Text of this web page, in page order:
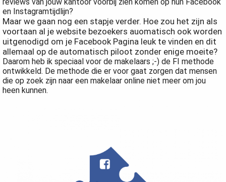
en Instagramtijdlijn?
Maar we gaan nog een stapje verder. Hoe zou het zijn als
voortaan al je website bezoekers auomatisch ook worden
uitgenodigd om je Facebook Pagina leuk te vinden en dit
allemaal op de automatisch piloot zonder enige moeite?
Daarom heb ik speciaal voor de makelaars ;-) de FI methode
ontwikkeld. De methode die er voor gaat zorgen dat mensen
die op zoek zijn naar een makelaar online niet meer om jou
heen kunnen.